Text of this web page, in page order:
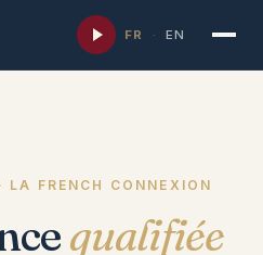
FR · EN
LA FRENCH CONNEXION
qualifiée